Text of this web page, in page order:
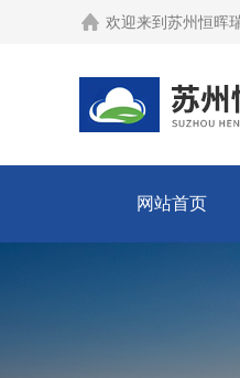
欢迎来到 苏州恒晖
网站首页